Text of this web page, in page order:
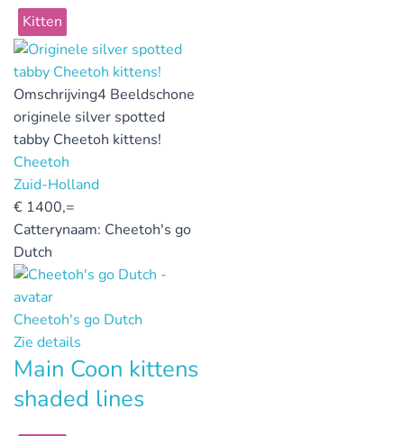
Kitten
Omschrijving4 Beeldschone
originele silver spotted
tabby Cheetoh kittens!
Cheetoh
Zuid-Holland
€ 1400,=
Catterynaam: Cheetoh's go
Dutch
Cheetoh's go Dutch
Zie details
Main Coon kittens
shaded lines